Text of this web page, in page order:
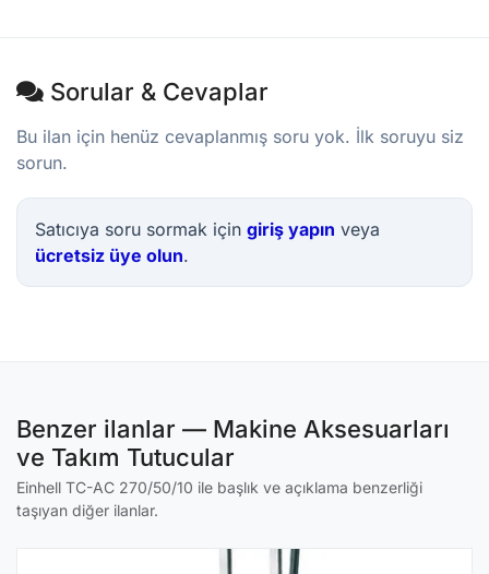
Sorular & Cevaplar
Bu ilan için henüz cevaplanmış soru yok. İlk soruyu siz
sorun.
Satıcıya soru sormak için giriş yapın veya
ücretsiz üye olun.
Benzer ilanlar — Makine Aksesuarları
ve Takım Tutucular
Einhell TC-AC 270/50/10 ile başlık ve açıklama benzerliği
taşıyan diğer ilanlar.